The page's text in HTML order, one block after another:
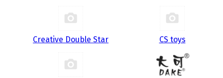
Creative Double Star CS toys